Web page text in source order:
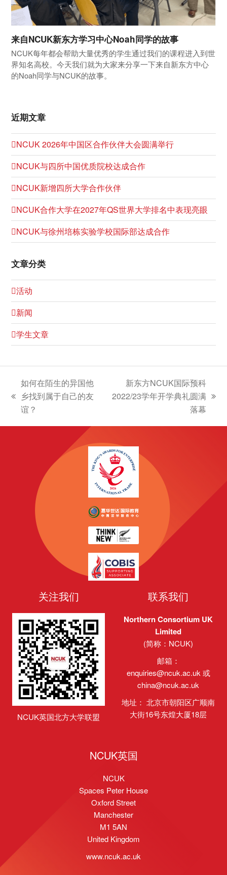
来自NCUK新东方学习中心Noah同学的故事
NCUK每年都会帮助大量优秀的学生通过我们的课程进入到世
界知名高校。今天我们就为大家来分享一下来自新东方中心
的Noah同学与NCUK的故事。
近期文章
NCUK 2026年中国区合作伙伴大会圆满举行
NCUK与四所中国优质院校达成合作
NCUK新增四所大学合作伙伴
NCUK合作大学在2027年QS世界大学排名中表现亮眼
NCUK与徐州培栋实验学校国际部达成合作
文章分类
活动
新闻
学生文章
上
篇
如何在陌生的异国他
乡找到属于自己的友
谊？
下
篇
文
章:
新东方NCUK国际预科
2022/23学年开学典礼圆满
落幕
关注我们
NCUK英国北方大学联盟
联系我们
Northern Consortium UK
Limited
(简称：NCUK)
邮箱：
enquiries@ncuk.ac.uk 或
china@ncuk.ac.uk
地址： 北京市朝阳区广顺南
大街16号东煌大厦18层
NCUK英国
NCUK
Spaces Peter House
Oxford Street
Manchester
M1 5AN
United Kingdom
www.ncuk.ac.uk